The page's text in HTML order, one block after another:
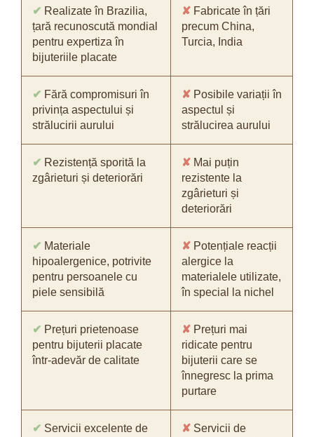
✔ Realizate în Brazilia,
țară recunoscută mondial
pentru expertiza în
bijuteriile placate
✘ Fabricate în țări
precum China,
Turcia, India
✔ Fără compromisuri în
privința aspectului și
strălucirii aurului
✘ Posibile variații în
aspectul și
strălucirea aurului
✔ Rezistență sporită la
zgârieturi și deteriorări
✘ Mai puțin
rezistente la
zgârieturi și
deteriorări
✔ Materiale
hipoalergenice, potrivite
pentru persoanele cu
piele sensibilă
✘ Potențiale reacții
alergice la
materialele utilizate,
în special la nichel
✔ Prețuri prietenoase
pentru bijuterii placate
într-adevăr de calitate
✘ Prețuri mai
ridicate pentru
bijuterii care se
înnegresc la prima
purtare
✔ Servicii excelente de
✘ Servicii de